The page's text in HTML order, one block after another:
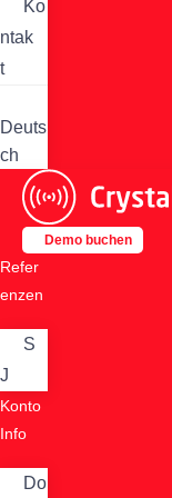
Ko
ntak
t
Deuts
ch
Demo buchen
Refer
enzen
S
J
Konto
Info
Do